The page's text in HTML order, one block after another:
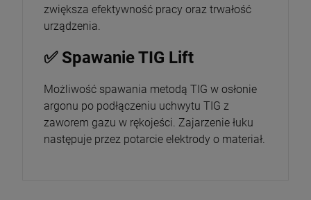
zwiększa efektywność pracy oraz trwałość
urządzenia.
✅ Spawanie TIG Lift
Możliwość spawania metodą TIG w osłonie
argonu po podłączeniu uchwytu TIG z
zaworem gazu w rękojeści. Zajarzenie łuku
następuje przez potarcie elektrody o materiał.